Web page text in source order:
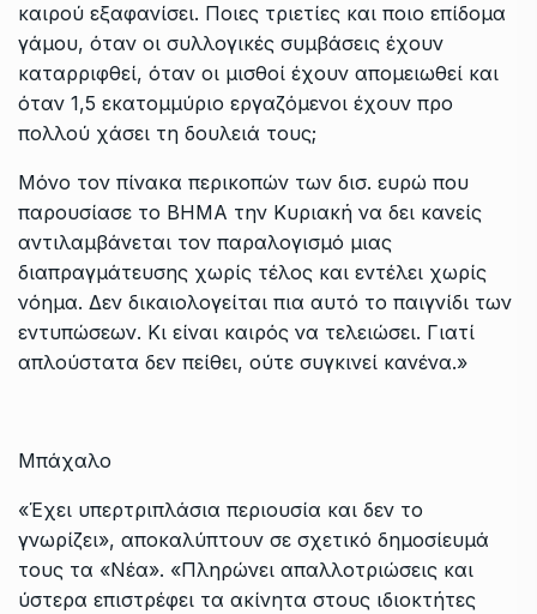
καιρού εξαφανίσει. Ποιες τριετίες και ποιο επίδομα
γάμου, όταν οι συλλογικές συμβάσεις έχουν
καταρριφθεί, όταν οι μισθοί έχουν απομειωθεί και
όταν 1,5 εκατομμύριο εργαζόμενοι έχουν προ
πολλού χάσει τη δουλειά τους;
Μόνο τον πίνακα περικοπών των δισ. ευρώ που
παρουσίασε το ΒΗΜΑ την Κυριακή να δει κανείς
αντιλαμβάνεται τον παραλογισμό μιας
διαπραγμάτευσης χωρίς τέλος και εντέλει χωρίς
νόημα. Δεν δικαιολογείται πια αυτό το παιγνίδι των
εντυπώσεων. Κι είναι καιρός να τελειώσει. Γιατί
απλούστατα δεν πείθει, ούτε συγκινεί κανένα.»
Μπάχαλο
«Έχει υπερτριπλάσια περιουσία και δεν το
γνωρίζει», αποκαλύπτουν σε σχετικό δημοσίευμά
τους τα «Νέα». «Πληρώνει απαλλοτριώσεις και
ύστερα επιστρέφει τα ακίνητα στους ιδιοκτήτες